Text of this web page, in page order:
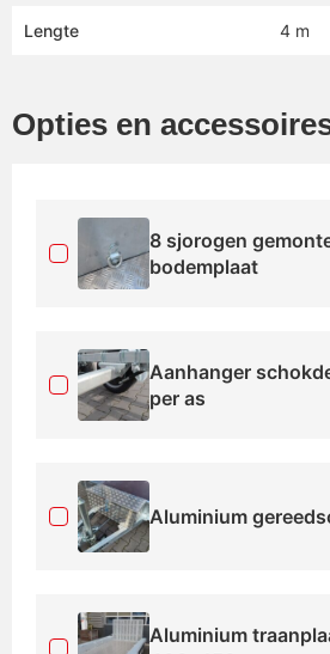
Lengte 4 m
Opties en
8 sjorogen
bodemplaat
Aanhanger
per as
Aluminium
Aluminium